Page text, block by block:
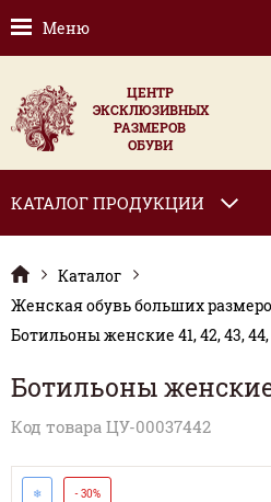
Меню
ЦЕНТР
ЭКСКЛЮЗИВНЫХ
РАЗМЕРОВ
ОБУВИ
КАТАЛОГ ПРОДУКЦИИ
Каталог
Женская обувь больших
Ботильоны женские 41, 42, 43,
Ботильоны женские
Код товара ЦУ-00037442
❄ - 30%